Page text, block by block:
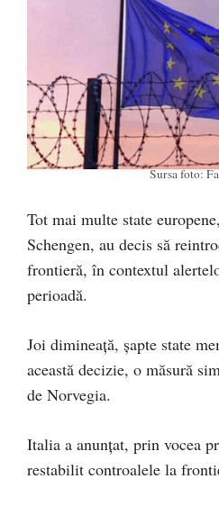
Sursa foto:
Tot mai multe state
Schengen, au decis să
frontieră, în contextul
perioadă.
Joi dimineață, șapte state
această decizie, o măsură
de Norvegia.
Italia a anunțat, prin vocea
restabilit controalele la